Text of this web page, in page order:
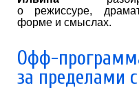
о режиссуре,
форме и смыслах.
Офф-
за пределами